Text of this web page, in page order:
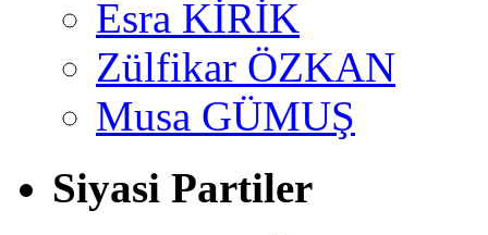
Esra KİRİK
Zülfikar ÖZKAN
Musa GÜMUŞ
Siyasi Partiler